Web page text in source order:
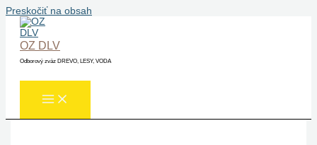
Preskočiť na obsah
OZ DLV
Odborový zväz DREVO, LESY, VODA